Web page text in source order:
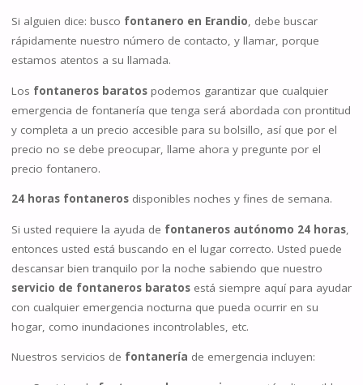
Si alguien dice: busco fontanero en Erandio, debe buscar
rápidamente nuestro número de contacto, y llamar, porque
estamos atentos a su llamada.
Los fontaneros baratospodemos garantizar que cualquier
emergencia de fontanería que tenga será abordada con prontitud
y completa a un precio accesible para su bolsillo, así que por el
precio no se debe preocupar, llame ahora y pregunte por el
precio fontanero.
24 horas fontanerosdisponibles noches y fines de semana.
Si usted requiere la ayuda de fontaneros autónomo 24 horas,
entonces usted está buscando en el lugar correcto. Usted puede
descansar bien tranquilo por la noche sabiendo que nuestro
servicio de fontaneros baratosestá siempre aquí para ayudar
con cualquier emergencia nocturna que pueda ocurrir en su
hogar, como inundaciones incontrolables, etc.
Nuestros servicios de fontanería de emergencia incluyen: